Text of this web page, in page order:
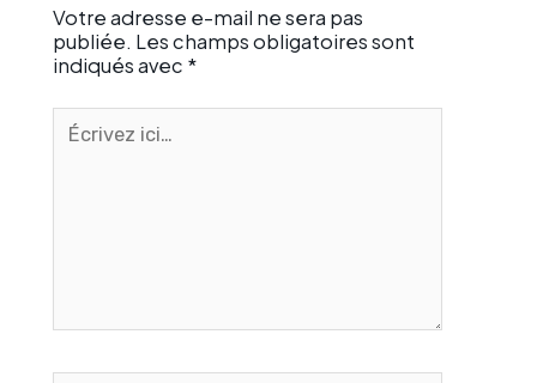
Votre adresse e-mail ne sera pas
publiée. Les champs obligatoires sont
indiqués avec *
Écrivez
ici…